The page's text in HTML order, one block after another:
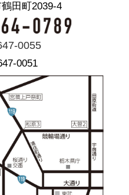
田町2039-4
0055
0051